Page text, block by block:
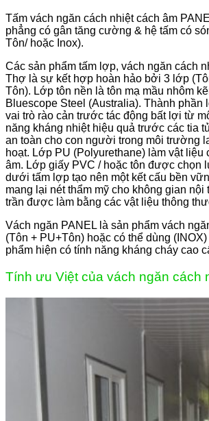
Tấm vách ngăn cách nhiệt cách âm
phẳng có gân tăng cường & hệ tấm có
Tôn/ hoặc Inox).
Các sản phẩm tấm lợp, vách ngăn cách
Thợ là sự kết hợp hoàn hảo bởi 3 lớp
Tôn). Lớp tôn nền là tôn mạ mầu nhôm
Bluescope Steel (Australia). Thành phần
vai trò rào cản trước tác động bất lợi từ
năng kháng nhiệt hiệu quả trước các tia
an toàn cho con người trong môi trường
hoạt. Lớp PU (Polyurethane) làm vật liệu
âm. Lớp giấy PVC / hoặc tôn được chọn
dưới tấm lợp tạo nên một kết cấu bền
mang lại nét thẩm mỹ cho không gian nội
trần được làm bằng các vật liệu thông
Vách ngăn PANEL là sản phẩm vách
(Tôn + PU+Tôn) hoặc có thể dùng
phẩm hiện có tính nă­ng kháng cháy cao
Tính ưu Việt của vách ngăn cách